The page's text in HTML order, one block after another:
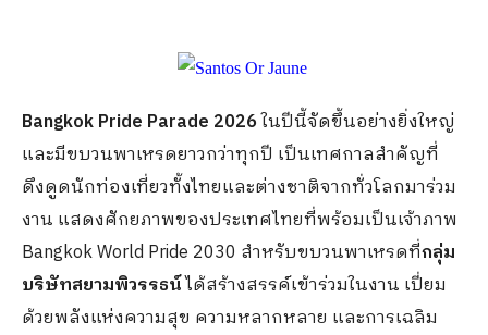
Bangkok Pride Parade 2026ในปีนี้จัดขึ้นอย่างยิ่งใหญ่
และมีขบวนพาเหรดยาวกว่าทุกปี เป็นเทศกาลสำคัญที่
ดึงดูดนักท่องเที่ยวทั้งไทยและต่างชาติจากทั่วโลกมาร่วม
งาน แสดงศักยภาพของประเทศไทยที่พร้อมเป็นเจ้าภาพ
Bangkok World Pride 2030 สำหรับขบวนพาเหรดที่กลุ่ม
บริษัทสยามพิวรรธน์ได้สร้างสรรค์เข้าร่วมในงาน เปี่ยม
ด้วยพลังแห่งความสุข ความหลากหลาย และการเฉลิม